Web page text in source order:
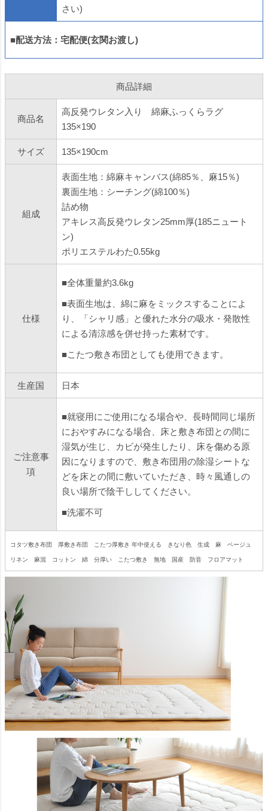
さい)
■配送方法：宅配便(玄関お渡し)
商品詳細
商品名
高反発ウレタン入り 綿麻ふっくらラグ
135×190
サイズ 135×190cm
組成
表面生地：綿麻キャンバス(綿85％、麻15％)
裏面生地：シーチング(綿100％)
詰め物
アキレス高反発ウレタン25mm厚(185ニュート
ン)
ポリエステルわた0.55kg
仕様
■全体重量約3.6kg
■表面生地は、綿に麻をミックスすることによ
り、「シャリ感」と優れた水分の吸水・発散性
による清涼感を併せ持った素材です。
■こたつ敷き布団としても使用できます。
生産国 日本
ご注意事
項
■就寝用にご使用になる場合や、長時間同じ場所
におやすみになる場合、床と敷き布団との間に
湿気が生じ、カビが発生したり、床を傷める原
因になりますので、敷き布団用の除湿シートな
どを床との間に敷いていただき、時々風通しの
良い場所で陰干ししてください。
■洗濯不可
コタツ敷き布団 厚敷き布団 こたつ厚敷き 年中使える きなり色 生成 麻 ベージュ
リネン 麻混 コットン 綿 分厚い こたつ敷き 無地 国産 防音 フロアマット